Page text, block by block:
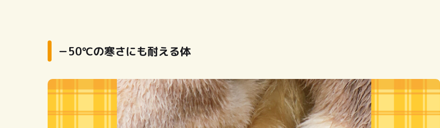
－50℃の寒さにも耐える体